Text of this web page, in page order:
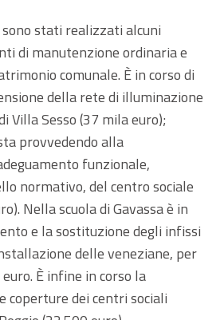
stati realizzati alcuni
di manutenzione ordinaria e
comunale. È in corso di
della rete di illuminazione
Villa Sesso (37 mila euro);
provvedendo alla
funzionale,
normativo, del centro sociale
Nella scuola di Gavassa è in
e la sostituzione degli infissi
delle veneziane, per
È infine in corso la
coperture dei centri sociali